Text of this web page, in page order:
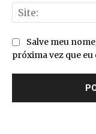
Salve meu
próxima vez que